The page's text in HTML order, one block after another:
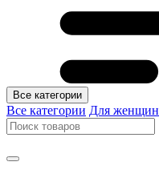
Все категории
Все категории Для женщин